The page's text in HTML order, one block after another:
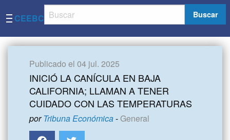
CEEBC Buscar
Publicado el 04 jul. 2025
INICIÓ LA CANÍCULA EN BAJA
CALIFORNIA; LLAMAN A TENER
CUIDADO CON LAS TEMPERATURAS
por Tribuna Económica-General